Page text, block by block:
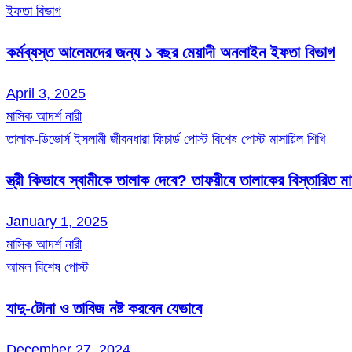
ইফতা বিভাগ
কর্মব্যস্ত আলেমদের জন্য ১ বছর মেয়াদী অনলাইন ইফতা বিভাগ
April 3, 2025
মাসিক আদর্শ নারী
তালাক-ডিভোর্স ইসলামী জীবনধারা ফিচার্ড পোস্ট বিশেষ পোস্ট মাসায়িল শিখি
স্ত্রী কিভাবে স্বামীকে তালাক দেবে? তাফয়ীযে তালাকের বিস্তারিত
January 1, 2025
মাসিক আদর্শ নারী
আমল বিশেষ পোস্ট
যাদু-টোনা ও তাবিজ নষ্ট করবেন যেভাবে